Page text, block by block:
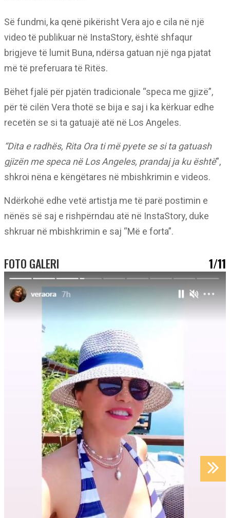
Së fundmi, ka qenë pikërisht Vera ajo e cila në një
video të publikuar në InstaStory, është shfaqur
brigjeve të lumit Buna, ndërsa gatuan një nga pjatat
më të preferuara të Ritës.
Bëhet fjalë për pjatën tradicionale “speca me gjizë”,
për të cilën Vera thotë se bija e saj i ka kërkuar edhe
recetën se si ta gatuajë atë në Los Angeles.
“Dita e radhës, Rita Ora ti më pyete se si ta gatuash
gjizën me speca në Los Angeles, prandaj ja ku është”,
shkroi nëna e këngëtares në mbishkrimin e videos.
Ndërkohë edhe vetë artistja me të parë postimin e
nënës së saj e rishpërndau atë në InstaStory, duke
shkruar në mbishkrimin e saj “Më e forta”.
FOTO GALERI 1/11